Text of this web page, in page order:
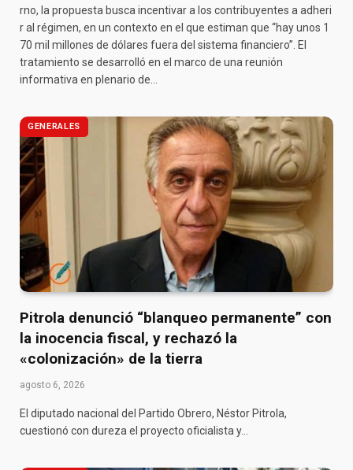
rno, la propuesta busca incentivar a los contribuyentes a adheri
r al régimen, en un contexto en el que estiman que “hay unos 1
70 mil millones de dólares fuera del sistema financiero”. El
tratamiento se desarrolló en el marco de una reunión
informativa en plenario de…
GENERALES
Pitrola denunció “blanqueo permanente” con
la inocencia fiscal, y rechazó la
«colonización» de la tierra
agosto 6, 2026
El diputado nacional del Partido Obrero, Néstor Pitrola,
cuestionó con dureza el proyecto oficialista y…